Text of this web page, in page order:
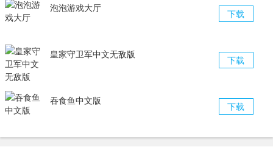
下载
泡泡游戏大厅
下载
皇家守卫军中文无敌版
下载
吞食鱼中文版